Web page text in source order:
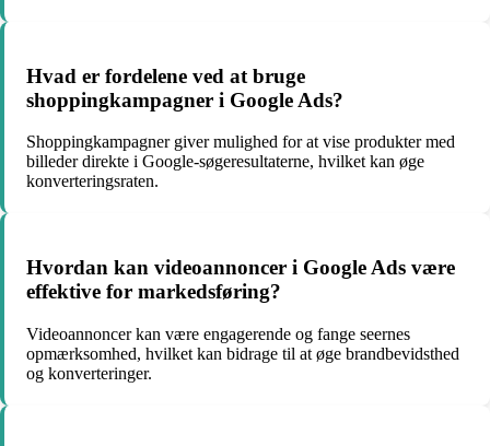
Hvad er fordelene ved at bruge
shoppingkampagner i Google Ads?
Shoppingkampagner giver mulighed for at vise produkter med
billeder direkte i Google-søgeresultaterne, hvilket kan øge
konverteringsraten.
Hvordan kan videoannoncer i Google Ads være
effektive for markedsføring?
Videoannoncer kan være engagerende og fange seernes
opmærksomhed, hvilket kan bidrage til at øge brandbevidsthed
og konverteringer.